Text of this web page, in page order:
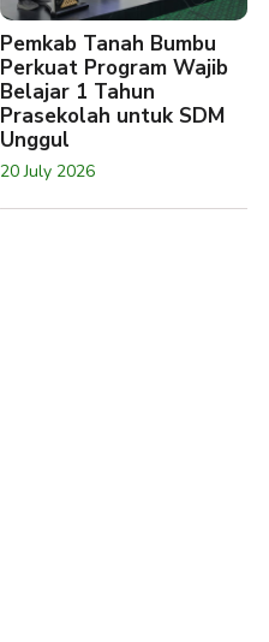
Pemkab Tanah Bumbu
Perkuat Program Wajib
Belajar 1 Tahun
Prasekolah untuk SDM
Unggul
20 July 2026